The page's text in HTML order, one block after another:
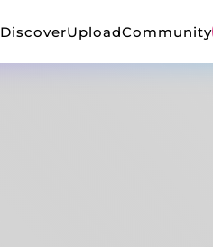
DiscoverUploadCommunity